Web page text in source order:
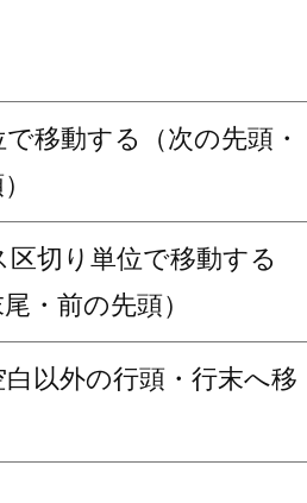
移動する（次の先頭・
切り単位で移動する
・前の先頭）
以外の行頭・行末へ移